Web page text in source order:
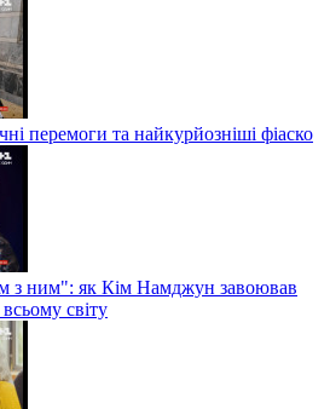
перемоги та найкурйозніші фіаско
з ним": як Кім Намджун завоював
світу